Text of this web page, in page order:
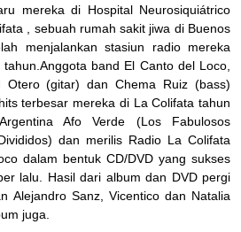
mereka di Hospital Neurosiquiátrico
, sebuah rumah sakit jiwa di Buenos
menjalankan stasiun radio mereka
band El Canto del Loco,
Otero (gitar) dan Chema Ruiz (bass)
terbesar mereka di La Colifata tahun
Afo Verde (Los Fabulosos
dan merilis Radio La Colifata
dalam bentuk CD/DVD yang sukses
lalu. Hasil dari album dan DVD pergi
Alejandro Sanz, Vicentico dan Natalia
juga.